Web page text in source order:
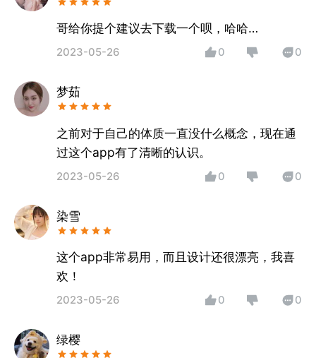
哥给你提个建议去下载一个呗，哈哈…
2023-05-26 0 0
梦茹
之前对于自己的体质一直没什么概念，现在通
过这个app有了清晰的认识。
2023-05-26 0 0
染雪
这个app非常易用，而且设计还很漂亮，我喜
欢！
2023-05-26 0 0
绿樱